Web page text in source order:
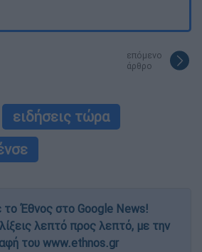
επόμενο
άρθρο
ειδήσεις τώρα
το Έθνος στο Google News!
λεπτό προς λεπτό, με την
του www.ethnos.gr